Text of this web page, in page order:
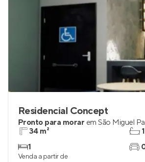
Residencial Concept
Pronto para morar em São Miguel
34 m²
1
1
Venda a partir de